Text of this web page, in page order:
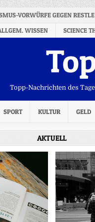
VORWÜRFE GEGEN
WISSEN SCIENCE
Topp-Nachrichten des
SPORT KULTUR GELD
AKTUELL